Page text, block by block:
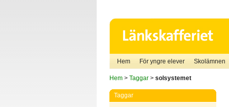
Hem För yngre elever Skolämnen
Hem> Taggar> solsystemet
Taggar